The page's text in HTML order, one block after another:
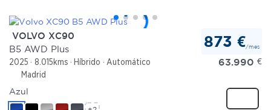
VOLVO XC90
B5 AWD Plus
2025 8.015kms Híbrido
Automático
Madrid
873 €/mes
63.990 €
Azul